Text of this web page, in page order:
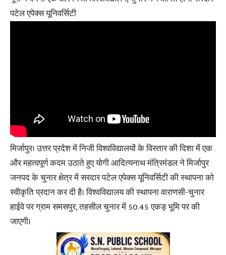
पटेल एपेक्स यूनिवर्सिटी
मिर्जापुर। उत्तर प्रदेश में निजी विश्वविद्यालयों के विस्तार की दिशा में एक
और महत्वपूर्ण कदम उठाते हुए योगी आदित्यनाथ मंत्रिमंडल ने मिर्जापुर
जनपद के चुनार क्षेत्र में सरदार पटेल एपेक्स यूनिवर्सिटी की स्थापना को
स्वीकृति प्रदान कर दी है। विश्वविद्यालय की स्थापना वाराणसी-चुनार
हाईवे पर ग्राम समसपुर, तहसील चुनार में 50.45 एकड़ भूमि पर की
जाएगी।